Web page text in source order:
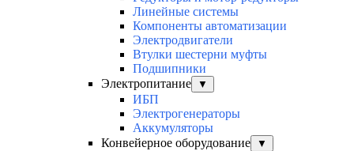
Линейные системы
Компоненты автоматизации
Электродвигатели
Втулки шестерни муфты
Подшипники
Электропитание
▼
ИБП
Электрогенераторы
Аккумуляторы
Конвейерное оборудование
▼